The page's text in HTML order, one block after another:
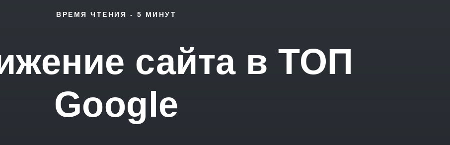
ВРЕМЯ ЧТЕНИЯ - 5 МИНУТ
сайта в ТОП
Google